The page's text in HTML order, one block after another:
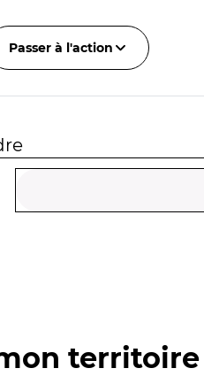
Passer à l'action
territoire